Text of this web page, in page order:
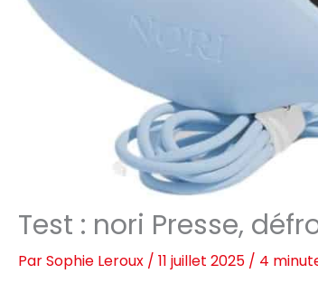
Test : nori Presse,
ParSophie Leroux / 11 juillet 2025 / 4